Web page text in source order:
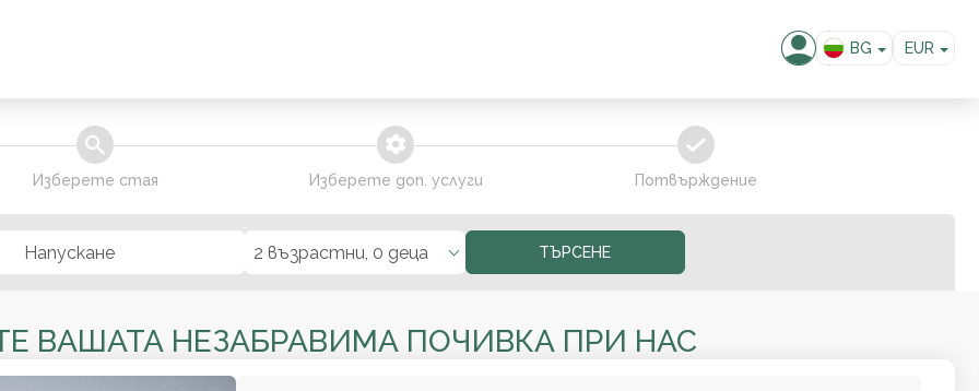
BG
EUR
KZT
search
Изберете стая
extra_services
Изберете доп. услуги
confirm
Потвърждение
Напускане 2 възрастни, 0 деца ТЪРСЕНЕ
ВАШАТА НЕЗАБРАВИМА ПОЧИВКА ПРИ НАС